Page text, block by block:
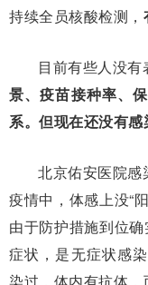
持续全员核酸检测，
目前有些人没有
景、疫苗接种率、
系。但现在还没有感
北京佑安医院感
疫情中，体感上没“
由于防护措施到位
症状，是无症状感
染过，体内有抗体，